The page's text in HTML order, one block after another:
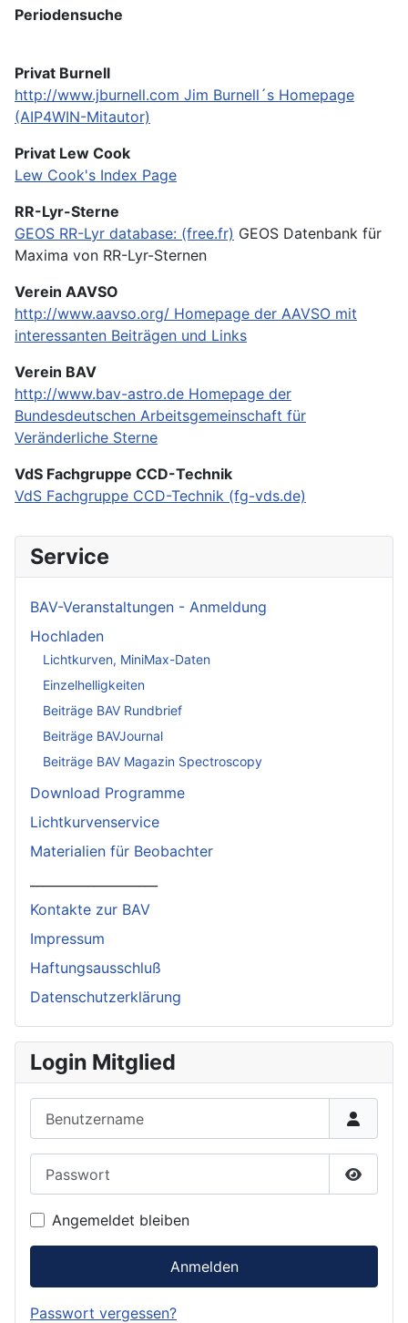
Periodensuche
Privat Burnell
http://www.jburnell.com Jim Burnell´s Homepage
(AIP4WIN-Mitautor)
Privat Lew Cook
Lew Cook's Index Page
RR-Lyr-Sterne
GEOS RR-Lyr database: (free.fr) GEOS Datenbank für
Maxima von RR-Lyr-Sternen
Verein AAVSO
http://www.aavso.org/ Homepage der AAVSO mit
interessanten Beiträgen und Links
Verein BAV
http://www.bav-astro.de Homepage der
Bundesdeutschen Arbeitsgemeinschaft für
Veränderliche Sterne
VdS Fachgruppe CCD-Technik
VdS Fachgruppe CCD-Technik (fg-vds.de)
Service
BAV-Veranstaltungen - Anmeldung
Hochladen
Lichtkurven, MiniMax-Daten
Einzelhelligkeiten
Beiträge BAV Rundbrief
Beiträge BAVJournal
Beiträge BAV Magazin Spectroscopy
Download Programme
Lichtkurvenservice
Materialien für Beobachter
Kontakte zur BAV
Impressum
Haftungsausschluß
Datenschutzerklärung
Login Mitglied
Angemeldet bleiben
Anmelden
Passwort vergessen?